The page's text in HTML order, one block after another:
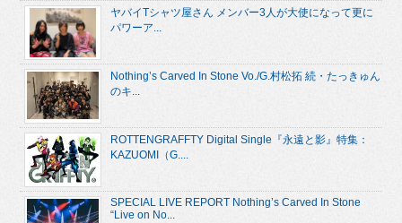
ヤバイTシャツ屋さん メンバー3人が大使になって更に
パワーア...
Nothing’s Carved In Stone Vo./G.村松拓 続・たっきゅん
のキ...
ROTTENGRAFFTY Digital Single『永遠と影』特集：
KAZUOMI（G....
SPECIAL LIVE REPORT Nothing’s Carved In Stone
“Live on No...